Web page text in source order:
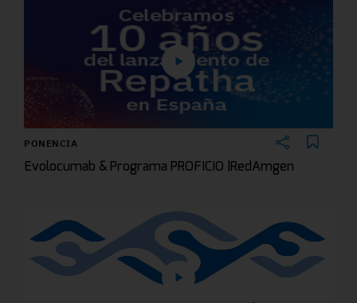
PONENCIA
Evolocumab & Programa PROFICIO |RedAmgen